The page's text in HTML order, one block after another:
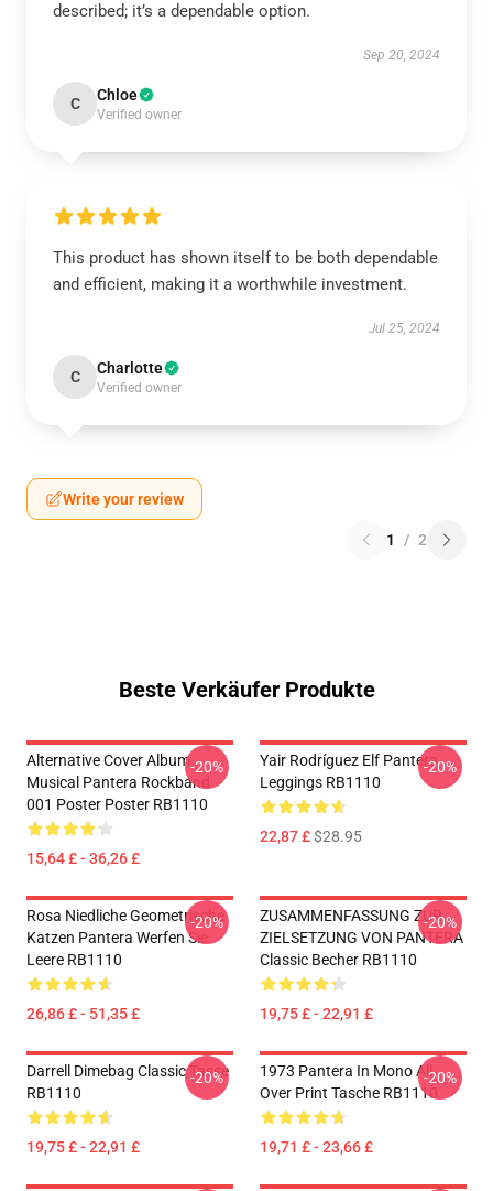
described; it’s a dependable option.
Sep 20, 2024
C Chloe
Verified owner
This product has shown itself to be both dependable
and efficient, making it a worthwhile investment.
Jul 25, 2024
C Charlotte
Verified owner
Write your review
1 / 2
Beste Verkäufer Produkte
Alternative Cover Album
Musical Pantera Rockband
001 Poster Poster RB1110
15,64 £ - 36,26 £
-20%
Yair Rodríguez Elf Pantera
Leggings RB1110
22,87 £$28.95
-20%
Rosa Niedliche Geometrische
Katzen Pantera Werfen Sie
Leere RB1110
26,86 £ - 51,35 £
-20%
ZUSAMMENFASSUNG ZUR
ZIELSETZUNG VON PANTERA
Classic Becher RB1110
19,75 £ - 22,91 £
-20%
Darrell Dimebag Classic Tasse
RB1110
19,75 £ - 22,91 £
-20%
1973 Pantera In Mono All
Over Print Tasche RB1110
19,71 £ - 23,66 £
-20%